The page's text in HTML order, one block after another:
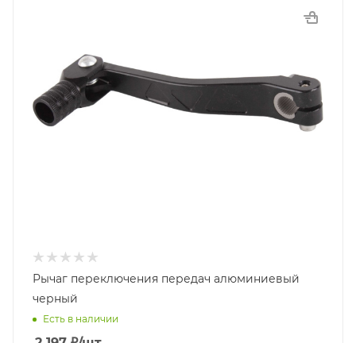
Рычаг переключения передач алюминиевый
черный
Есть в наличии